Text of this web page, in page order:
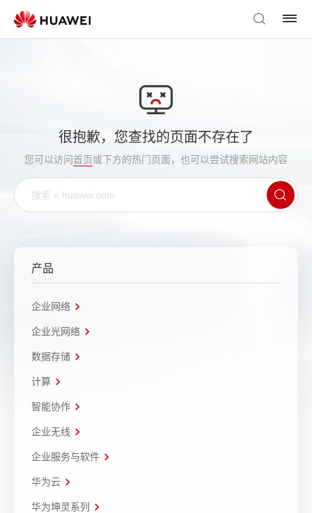
很抱歉，您查找的页面不存在了
您可以访问首页或下方的热门页面，也可以尝试搜索网站内容
产品
企业网络
企业光网络
数据存储
计算
智能协作
企业无线
企业服务与软件
华为云
华为坤灵系列